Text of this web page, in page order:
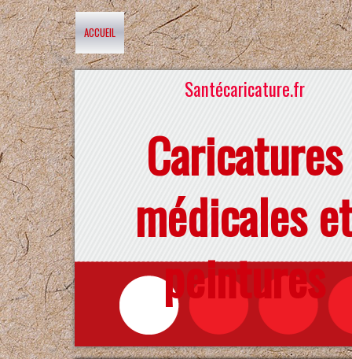
ACCUEIL
Santécaricature.fr
Caricatures
médicales
peintures